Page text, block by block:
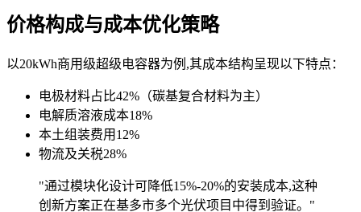
价格构成与成本优化策略
以20kWh商用级超级电容器为例,其成本结构呈现以下特点：
电极材料占比42%（碳基复合材料为主）
电解质溶液成本18%
本土组装费用12%
物流及关税28%
"通过模块化设计可降低15%-20%的安装成本,这种
创新方案正在基多市多个光伏项目中得到验证。"